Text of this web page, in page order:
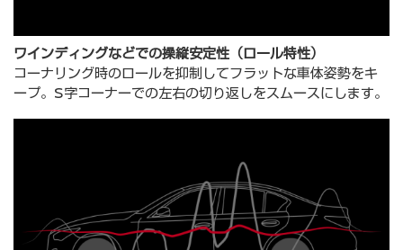
ワインディングなどでの操縦安定性（ロール特性）
コーナリング時のロールを抑制してフラットな車体姿勢をキ
ープ。S字コーナーでの左右の切り返しをスムースにします。